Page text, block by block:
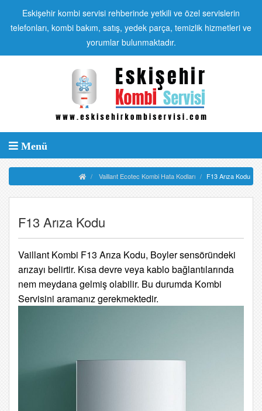
Eskişehir kombi servisi rehberinde yetkili ve özel servislerin
telefonları, kombi bakım, satış, yedek parça, temizlik hizmetleri ve
yorumlar bulunmaktadır.
Menü
Vaillant Ecotec Kombi Hata Kodları F13 Arıza Kodu
F13 Arıza Kodu
Vaillant Kombi F13 Arıza Kodu, Boyler sensöründeki
arızayı belirtir. Kısa devre veya kablo bağlantılarında
nem meydana gelmiş olabilir. Bu durumda Kombi
Servisini aramanız gerekmektedir.